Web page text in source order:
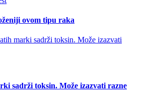
ovom tipu raka
sadrži toksin. Može izazvati razne